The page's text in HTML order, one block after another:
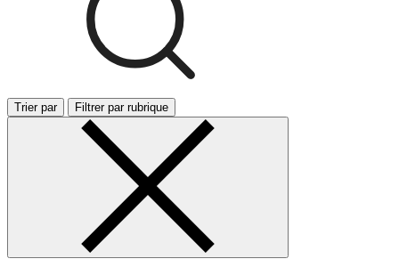
Trier par Filtrer par rubrique